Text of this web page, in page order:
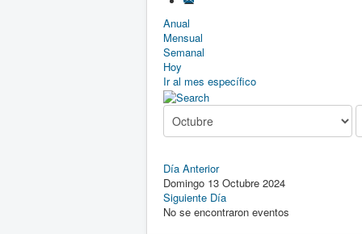
Anual
Mensual
Semanal
Hoy
Ir al mes específico
Día Anterior
Domingo 13 Octubre 2024
Siguiente Día
No se encontraron eventos